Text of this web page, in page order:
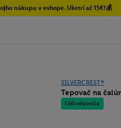
nákupu v eshope. Ušetri až 15€!💰
SILVERCREST®
Tepovač na
Lidl odporúča